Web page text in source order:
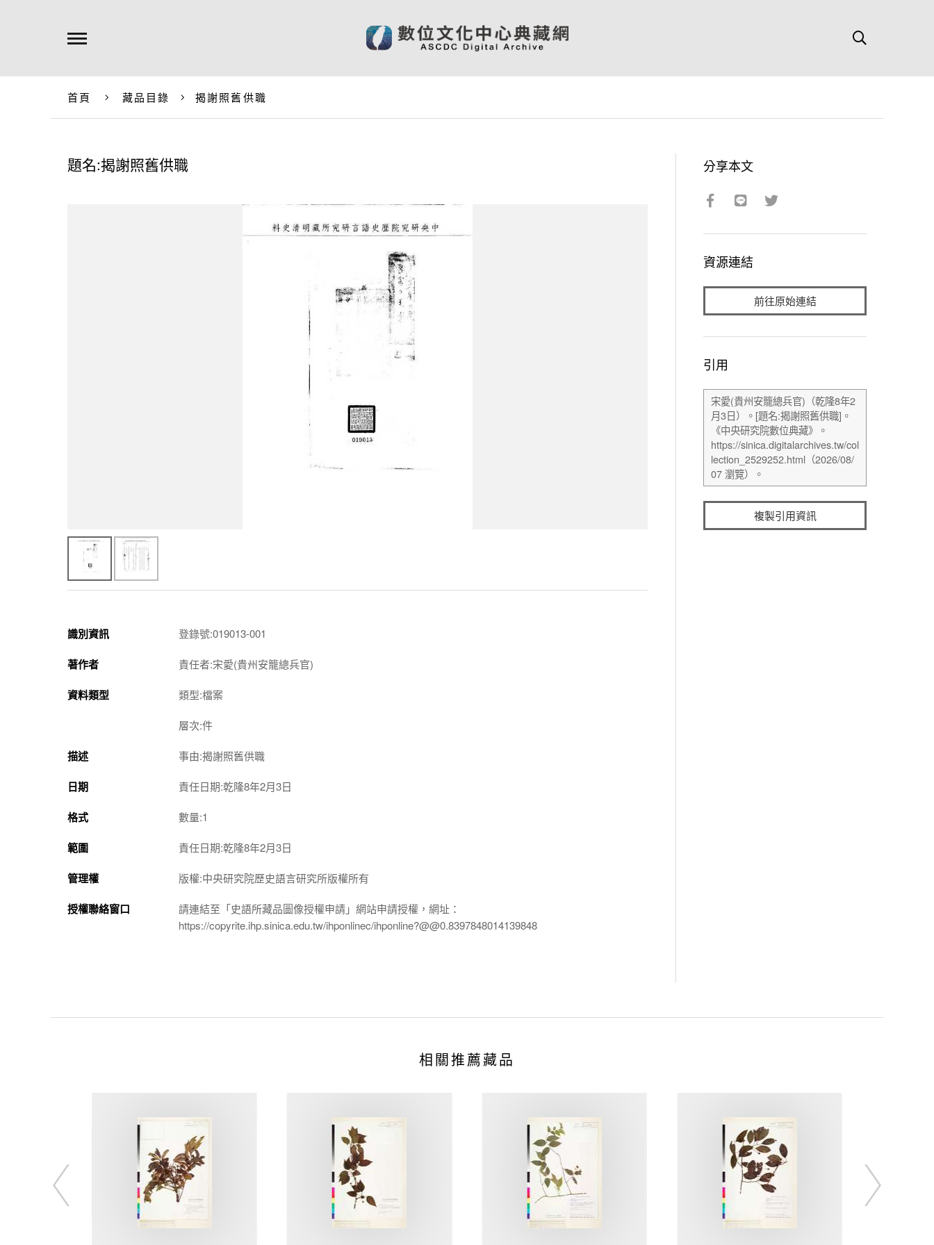
首頁 藏品目錄 揭謝照舊供職
題名:揭謝照舊供職
識別資訊 登錄號:019013-001
著作者 責任者:宋愛(貴州安籠總兵官)
資料類型 類型:檔案
層次:件
描述 事由:揭謝照舊供職
日期 責任日期:乾隆8年2月3日
格式 數量:1
範圍 責任日期:乾隆8年2月3日
管理權 版權:中央研究院歷史語言研究所版權所有
授權聯絡窗口
請連結至「史語所藏品圖像授權申請」網站申請授權，網址：
https://copyrite.ihp.sinica.edu.tw/ihponlinec/ihponline?@@0.8397848014139848
分享本文
資源連結
前往原始連結
引用
複製引用資訊
相關推薦藏品